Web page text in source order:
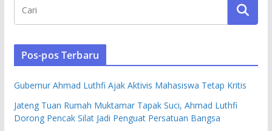
Pos-pos Terbaru
Gubernur Ahmad Luthfi Ajak Aktivis Mahasiswa Tetap Kritis
Jateng Tuan Rumah Muktamar Tapak Suci, Ahmad Luthfi
Dorong Pencak Silat Jadi Penguat Persatuan Bangsa